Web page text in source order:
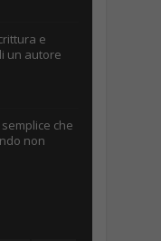
e
un autore
che
non